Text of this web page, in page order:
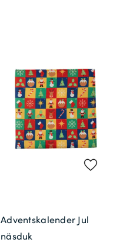
Adventskalender Jul
näsduk